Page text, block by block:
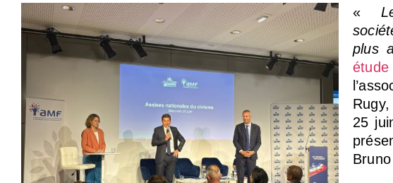
«
plus
étude
25